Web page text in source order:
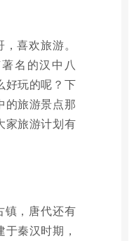
喜欢旅游。
名的汉中八
好玩的呢？下
的旅游景点那
家旅游计划有
镇，唐代还有
秦汉时期，